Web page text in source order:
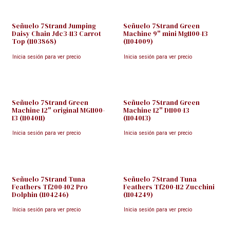
Señuelo 7Strand Jumping
Daisy Chain Jdc3-113 Carrot
Top (1103868)
Inicia sesión para ver precio
Señuelo 7Strand Green
Machine 9" mini Mg1100-13
(1104009)
Inicia sesión para ver precio
Señuelo 7Strand Green
Machine 12" original MG1100-
13 (1104011)
Inicia sesión para ver precio
Señuelo 7Strand Green
Machine 12" D1100-13
(1104013)
Inicia sesión para ver precio
Señuelo 7Strand Tuna
Feathers Tf200-102 Pro
Dolphin (1104246)
Inicia sesión para ver precio
Señuelo 7Strand Tuna
Feathers Tf200-112 Zucchini
(1104249)
Inicia sesión para ver precio